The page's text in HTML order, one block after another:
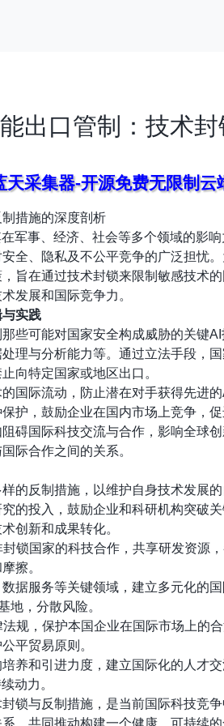
出口管制：技术
天采集器-开源免费无限制云
措施的深度剖析
军事、经济、社会等多个领域的影
全、隐私及不公平竞争的广泛担忧
旨在通过技术封锁来限制敏感技术
发展和国际竞争力。
实践
些可能对国家安全构成威胁的关键
理与分析能力等。通过立法手段，
向特定国家或地区出口。
国际流动，防止潜在对手获得先进
护，鼓励企业在国内市场上竞争，促
碍国际科技交流与合作，影响全球
际合作之间的关系。
的反制措施，以维护自身技术发展的
究的投入，鼓励企业和科研机构突破
创新和成果转化。
锁国家的科技合作，共享研发资源
擦。
数据服务等关键领域，建立多元化的
地，分散风险。
法规，保护本国企业在国际市场上的
平贸易原则。
培养和引进力度，建立国际化的人才
动力。
锁与反制措施，是当前国际科技竞
，共同推动构建一个健康、可持续的